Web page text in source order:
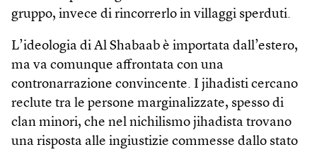
gruppo, invece di rincorrerlo in villaggi sperduti.
L’ideologia di Al Shabaab è importata dall’estero,
ma va comunque affrontata con una
contronarrazione convincente. I jihadisti cercano
reclute tra le persone marginalizzate, spesso di
clan minori, che nel nichilismo jihadista trovano
una risposta alle ingiustizie commesse dallo stato